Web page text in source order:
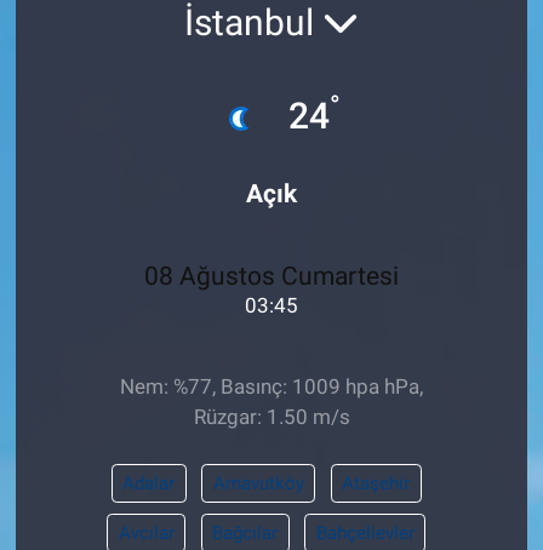
İstanbul
24°
Açık
08 Ağustos Cumartesi
03:45
Nem: %77, Basınç: 1009 hpa hPa,
Rüzgar: 1.50 m/s
Adalar Arnavutköy Ataşehir
Avcılar Bağcılar Bahçelievler
Dünyada Tarım
Şeker ve Şekerli Mamüller
Tahıllar ve Baklagiller
Tohum